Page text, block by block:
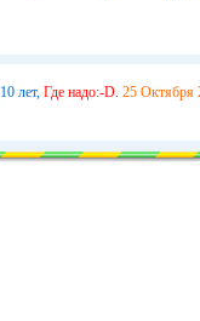
10 лет, Где надо:-D. 25 Октября